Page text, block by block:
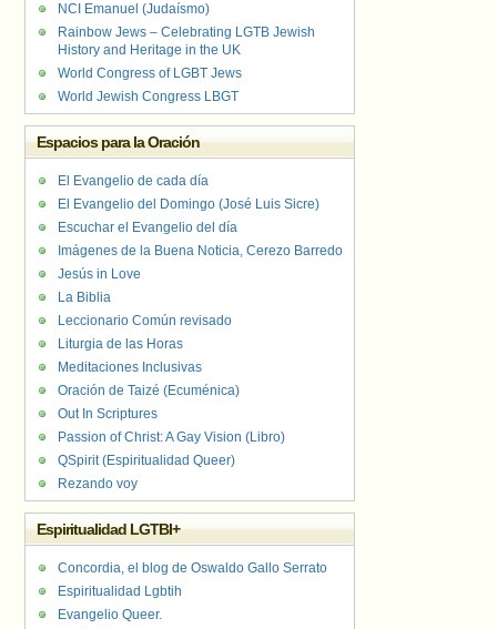
NCI Emanuel (Judaísmo)
Rainbow Jews – Celebrating LGTB Jewish
History and Heritage in the UK
World Congress of LGBT Jews
World Jewish Congress LBGT
Espacios para la Oración
El Evangelio de cada día
El Evangelio del Domingo (José Luis Sicre)
Escuchar el Evangelio del día
Imágenes de la Buena Noticia, Cerezo Barredo
Jesús in Love
La Biblia
Leccionario Común revisado
Liturgia de las Horas
Meditaciones Inclusivas
Oración de Taizé (Ecuménica)
Out In Scriptures
Passion of Christ: A Gay Vision (Libro)
QSpirit (Espiritualidad Queer)
Rezando voy
Espiritualidad LGTBI+
Concordia, el blog de Oswaldo Gallo Serrato
Espiritualidad Lgbtih
Evangelio Queer.